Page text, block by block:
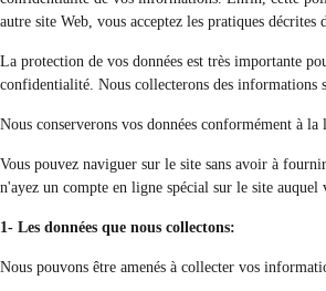
autre site Web, vous acceptez les pratiques décrites
La protection de vos données est très importante
confidentialité. Nous collecterons des informations
Nous conserverons vos données conformément à
Vous pouvez naviguer sur le site sans avoir à
n'ayez un compte en ligne spécial sur le site
1- Les données que nous collectons:
Nous pouvons être amenés à collecter vos